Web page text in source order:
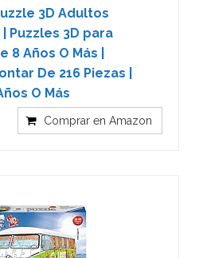
3D Adultos
Puzzles 3D para
8 Años O Más |
De 216 Piezas |
O Más
Comprar en Amazon